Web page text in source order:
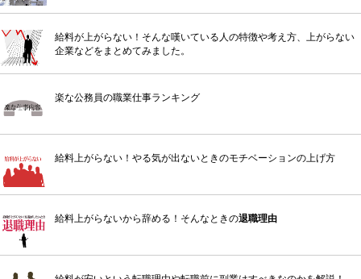
給料が上がらない！そんな嘆いている人の特徴や考え方、上がらない
企業などをまとめてみました。
楽な公務員の職業仕事ランキング
給料上がらない！やる気が出ないときのモチベーションの上げ方
給料上がらないから辞める！そんなときの退職理由